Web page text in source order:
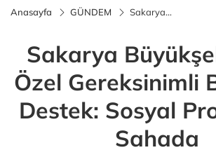
Anasayfa GÜNDEM
Sakarya
Gereksinimli
Bireylere
Destek: Sosyal
Proje Ekibi
Sahada
Sakarya
Özel Gereksinimli
Destek: Sosyal
Sahada